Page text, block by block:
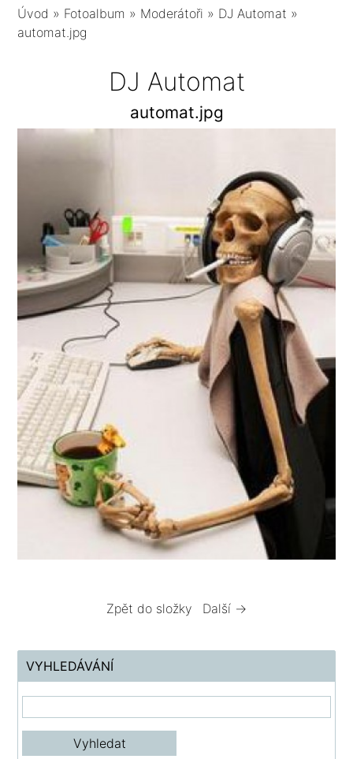
Úvod » Fotoalbum » Moderátoři » DJ Automat »
automat.jpg
DJ Automat
automat.jpg
Zpět do složky Další →
VYHLEDÁVÁNÍ